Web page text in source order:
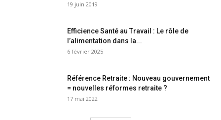
19 juin 2019
Efficience Santé au Travail : Le rôle de
l’alimentation dans la...
6 février 2025
Référence Retraite : Nouveau gouvernement
= nouvelles réformes retraite ?
17 mai 2022